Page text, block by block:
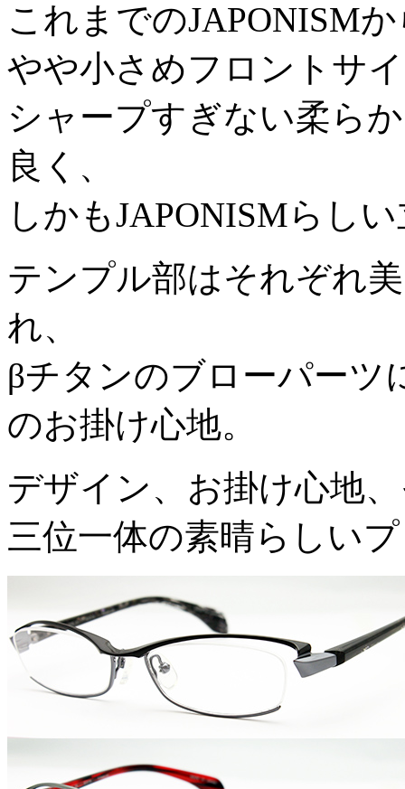
これまでのJAPONISM
やや小さめフロントサ
シャープすぎない柔ら
良く、
しかもJAPONISMらし
テンプル部はそれぞれ
れ、
βチタンのブローパーツ
のお掛け心地。
デザイン、お掛け心地
三位一体の素晴らしい